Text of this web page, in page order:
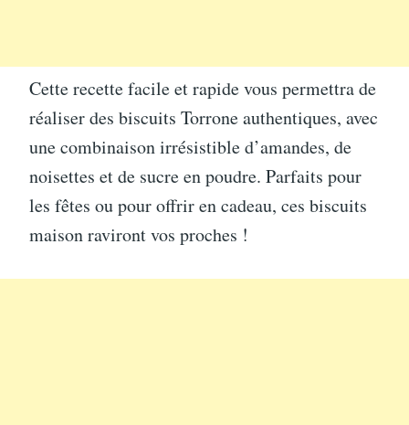
Cette recette facile et rapide vous permettra de
réaliser des biscuits Torrone authentiques, avec
une combinaison irrésistible d’amandes, de
noisettes et de sucre en poudre. Parfaits pour
les fêtes ou pour offrir en cadeau, ces biscuits
maison raviront vos proches !